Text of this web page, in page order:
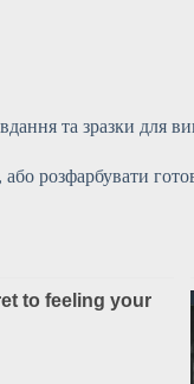
та зразки для
або розфарбувати